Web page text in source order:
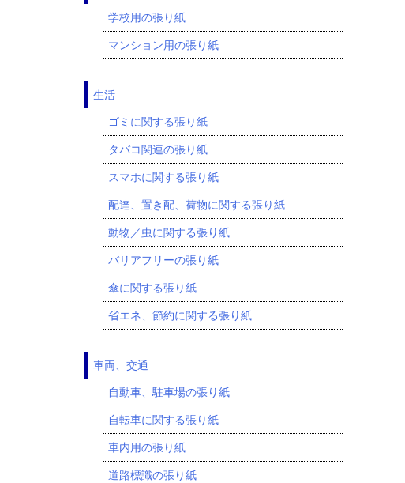
学校用の張り紙
マンション用の張り紙
生活
ゴミに関する張り紙
タバコ関連の張り紙
スマホに関する張り紙
配達、置き配、荷物に関する張り紙
動物／虫に関する張り紙
バリアフリーの張り紙
傘に関する張り紙
省エネ、節約に関する張り紙
車両、交通
自動車、駐車場の張り紙
自転車に関する張り紙
車内用の張り紙
道路標識の張り紙